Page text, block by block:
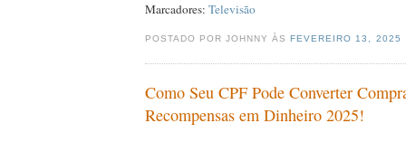
Marcadores: Televisão
POSTADO POR JOHNNY ÀSFEVEREIRO 13, 2025
Como Seu CPF Pode Converter
Recompensas em Dinheiro 2025!